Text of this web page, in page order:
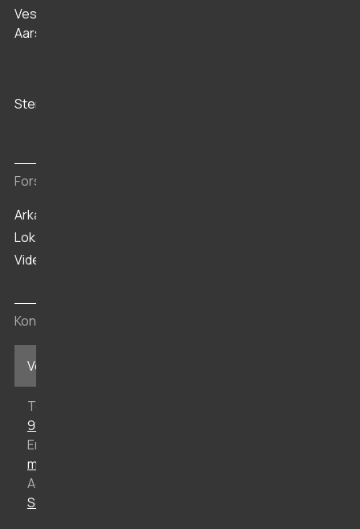
Vesthimmerlands Museum i
Aars
Stenaldercenter Ertebølle
Forskning og arkiv
Arkæologi
Lokalhistorisk Arkiv
Viden
Kontakt
Vesthimmerlands Museum i Aars
Telefon
98 62 35 77
Email
mail@vmus.dk
Adresse
Søndergade 44, 9600 Aars